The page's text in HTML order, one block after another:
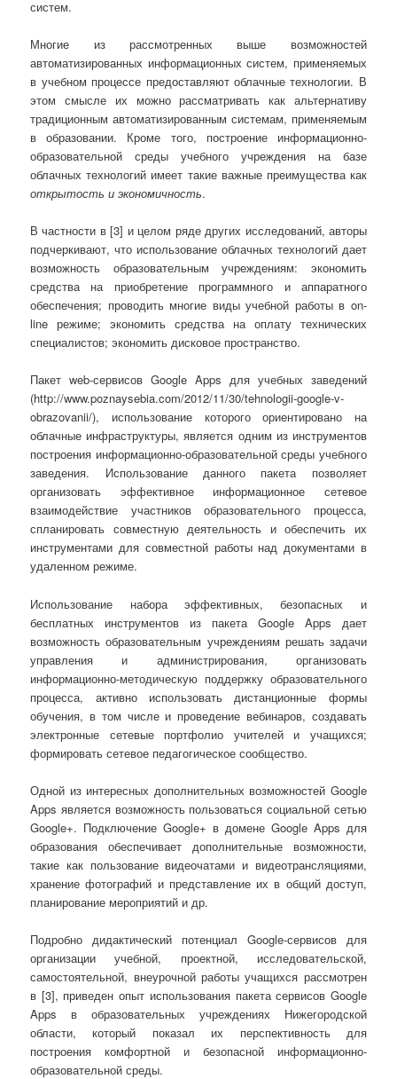
систем.
Многие из рассмотренных выше возможностей
автоматизированных информационных систем, применяемых
в учебном процессе предоставляют облачные технологии. В
этом смысле их можно рассматривать как альтернативу
традиционным автоматизированным системам, применяемым
в образовании. Кроме того, построение информационно-
образовательной среды учебного учреждения на базе
облачных технологий имеет такие важные преимущества как
открытость и экономичность.
В частности в [3] и целом ряде других исследований, авторы
подчеркивают, что использование облачных технологий дает
возможность образовательным учреждениям: экономить
средства на приобретение программного и аппаратного
обеспечения; проводить многие виды учебной работы в on-
line режиме; экономить средства на оплату технических
специалистов; экономить дисковое пространство.
Пакет web-сервисов Google Apps для учебных заведений
(http://www.poznaysebia.com/2012/11/30/tehnologii-google-v-
obrazovanii/), использование которого ориентировано на
облачные инфраструктуры, является одним из инструментов
построения информационно-образовательной среды учебного
заведения. Использование данного пакета позволяет
организовать эффективное информационное сетевое
взаимодействие участников образовательного процесса,
спланировать совместную деятельность и обеспечить их
инструментами для совместной работы над документами в
удаленном режиме.
Использование набора эффективных, безопасных и
бесплатных инструментов из пакета Google Apps дает
возможность образовательным учреждениям решать задачи
управления и администрирования, организовать
информационно-методическую поддержку образовательного
процесса, активно использовать дистанционные формы
обучения, в том числе и проведение вебинаров, создавать
электронные сетевые портфолио учителей и учащихся;
формировать сетевое педагогическое сообщество.
Одной из интересных дополнительных возможностей Google
Apps является возможность пользоваться социальной сетью
Google+. Подключение Google+ в домене Google Apps для
образования обеспечивает дополнительные возможности,
такие как пользование видеочатами и видеотрансляциями,
хранение фотографий и представление их в общий доступ,
планирование мероприятий и др.
Подробно дидактический потенциал Google-сервисов для
организации учебной, проектной, исследовательской,
самостоятельной, внеурочной работы учащихся рассмотрен
в [3], приведен опыт использования пакета сервисов Google
Apps в образовательных учреждениях Нижегородской
области, который показал их перспективность для
построения комфортной и безопасной информационно-
образовательной среды.